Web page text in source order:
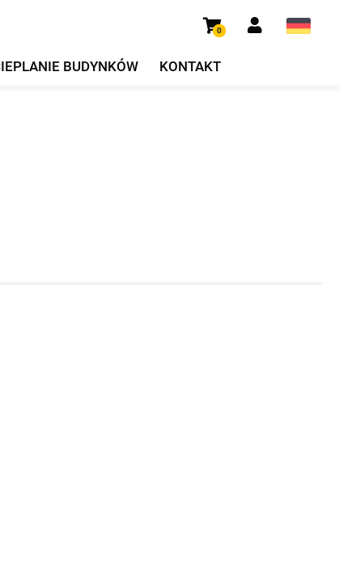
0
BUDYNKÓW KONTAKT